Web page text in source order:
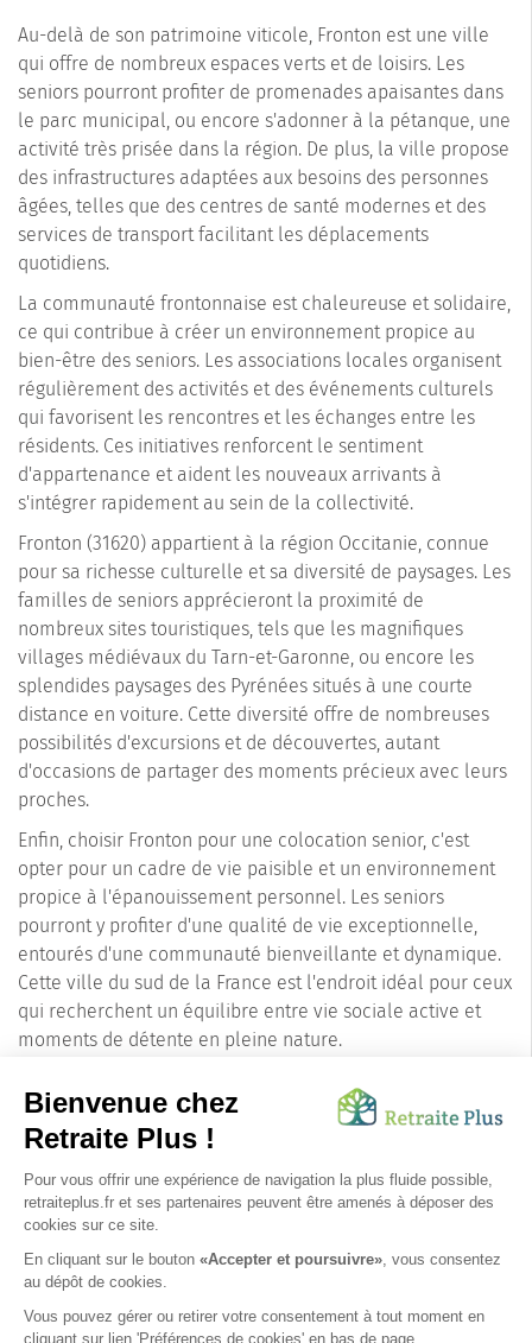
Au-delà de son patrimoine viticole, Fronton est une ville
qui offre de nombreux espaces verts et de loisirs. Les
seniors pourront profiter de promenades apaisantes dans
le parc municipal, ou encore s'adonner à la pétanque, une
activité très prisée dans la région. De plus, la ville propose
des infrastructures adaptées aux besoins des personnes
âgées, telles que des centres de santé modernes et des
services de transport facilitant les déplacements
quotidiens.
La communauté frontonnaise est chaleureuse et solidaire,
ce qui contribue à créer un environnement propice au
bien-être des seniors. Les associations locales organisent
régulièrement des activités et des événements culturels
qui favorisent les rencontres et les échanges entre les
résidents. Ces initiatives renforcent le sentiment
d'appartenance et aident les nouveaux arrivants à
s'intégrer rapidement au sein de la collectivité.
Fronton (31620) appartient à la région Occitanie, connue
pour sa richesse culturelle et sa diversité de paysages. Les
familles de seniors apprécieront la proximité de
nombreux sites touristiques, tels que les magnifiques
villages médiévaux du Tarn-et-Garonne, ou encore les
splendides paysages des Pyrénées situés à une courte
distance en voiture. Cette diversité offre de nombreuses
possibilités d'excursions et de découvertes, autant
d'occasions de partager des moments précieux avec leurs
proches.
Enfin, choisir Fronton pour une colocation senior, c'est
opter pour un cadre de vie paisible et un environnement
propice à l'épanouissement personnel. Les seniors
pourront y profiter d'une qualité de vie exceptionnelle,
entourés d'une communauté bienveillante et dynamique.
Cette ville du sud de la France est l'endroit idéal pour ceux
qui recherchent un équilibre entre vie sociale active et
moments de détente en pleine nature.
seniors et leurs familles. Sa localisation, son patrimoine,
son cadre de vie et sa communauté en font un lieu où il
activités variées et enrichissantes. La ville est un véritable
havre de paix, où chaque senior peut trouver sa place et
s'épanouir dans un environnement serein et accueillant.